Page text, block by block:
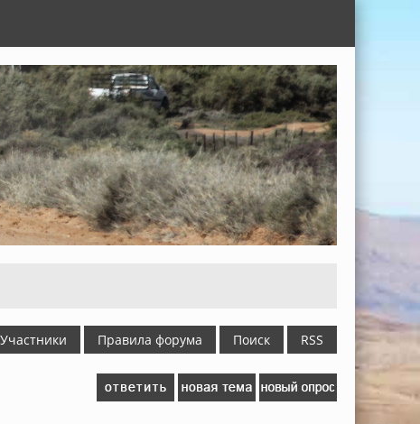
Участники Правила форума Поиск RSS